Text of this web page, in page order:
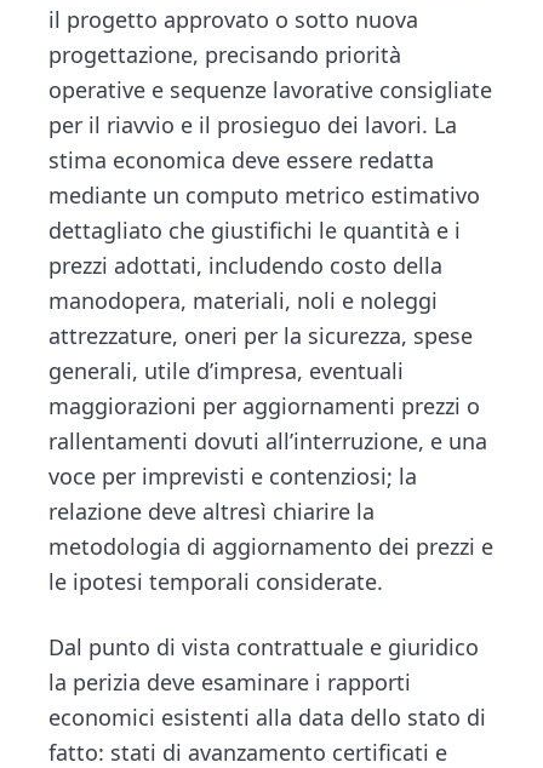
il progetto approvato o sotto nuova
progettazione, precisando priorità
operative e sequenze lavorative consigliate
per il riavvio e il prosieguo dei lavori. La
stima economica deve essere redatta
mediante un computo metrico estimativo
dettagliato che giustifichi le quantità e i
prezzi adottati, includendo costo della
manodopera, materiali, noli e noleggi
attrezzature, oneri per la sicurezza, spese
generali, utile d’impresa, eventuali
maggiorazioni per aggiornamenti prezzi o
rallentamenti dovuti all’interruzione, e una
voce per imprevisti e contenziosi; la
relazione deve altresì chiarire la
metodologia di aggiornamento dei prezzi e
le ipotesi temporali considerate.
Dal punto di vista contrattuale e giuridico
la perizia deve esaminare i rapporti
economici esistenti alla data dello stato di
fatto: stati di avanzamento certificati e